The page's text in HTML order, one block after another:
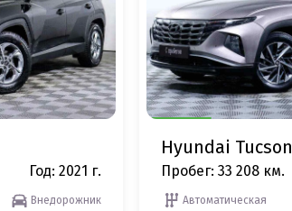
Год: 2021 г.
Внедорожник
Hyundai Tucson
Пробег: 33 208 км.
Автоматическая